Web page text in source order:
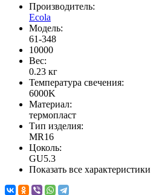
Производитель:
Ecola
Модель:
61-348
10000
Вес:
0.23 кг
Температура свечения:
6000K
Материал:
термопласт
Тип изделия:
MR16
Цоколь:
GU5.3
Показать все характеристики